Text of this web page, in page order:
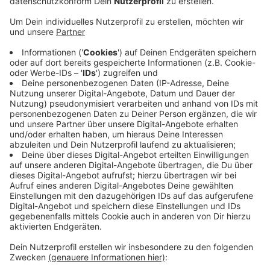
Der Schweinepestzaun an der nördlichen Kreisgrenze
und wurde in nur 14 Tagen errichtet. Landrat Andreas
Müller hat ihn sich vor Ort angeschaut. Fotos gibt es
auf seiner Facebook-Seite.
Der Zaun sei ein wichtiger Schritt zur Eindämmung der
Seuche. Er soll Tierbewegungen einschränken. Bislang
seien bei uns im Kreis sieben Wildschweine positiv auf
die Afrikanische Schweinepest getestet worden.
Weitere Ergebnisse stehen noch aus.
Die Suche nach weiteren Kadavern läuft intensiv
weiter. Auch mit Drohnen und Spürhunden.
Anzeige